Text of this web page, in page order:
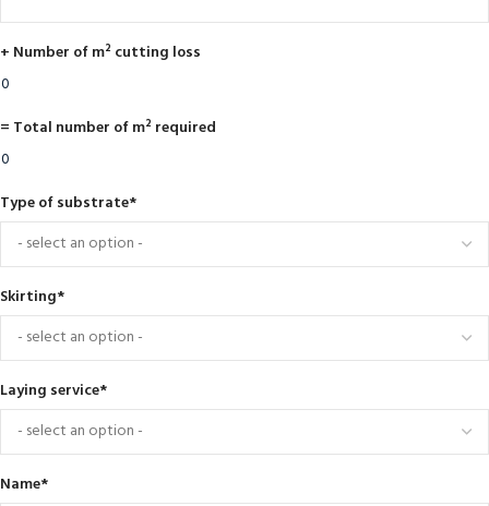
+ Number of m² cutting loss
= Total number of m² required
Type of substrate*
Skirting*
Laying service*
Name*